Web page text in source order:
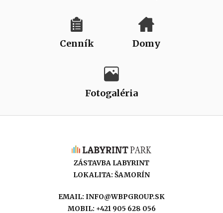
Cenník Domy
Fotogaléria
ZÁSTAVBA LABYRINT
LOKALITA: ŠAMORÍN
EMAIL: INFO@WBPGROUP.SK
MOBIL: +421 905 628 056